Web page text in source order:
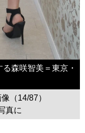
森咲智美＝東京・
（14/87）
真に